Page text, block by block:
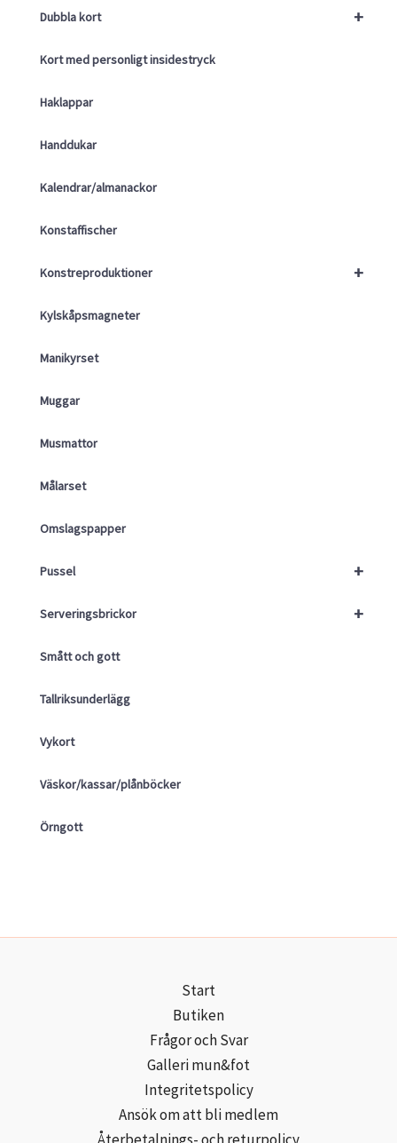
+
Dubbla kort
Kort med personligt insidestryck
Haklappar
Handdukar
Kalendrar/almanackor
Konstaffischer
+
Konstreproduktioner
Kylskåpsmagneter
Manikyrset
Muggar
Musmattor
Målarset
Omslagspapper
+
Pussel
+
Serveringsbrickor
Smått och gott
Tallriksunderlägg
Vykort
Väskor/kassar/plånböcker
Örngott
Start
Butiken
Frågor och Svar
Galleri mun&fot
Integritetspolicy
Ansök om att bli medlem